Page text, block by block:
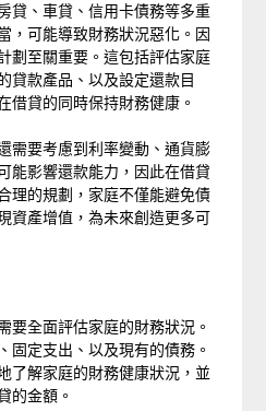
貸、車貸、信用卡債務等多重
，可能導致財務狀況惡化。因
劃至關重要。這包括評估家庭
貸款產品、以及設定還款目
借貸的同時保持財務健康。
需要考慮到利率變動、通貨膨
能影響還款能力，因此在借貸
理的規劃，家庭不僅能避免債
資產增值，為未來創造更多可
要全面評估家庭的財務狀況。
固定支出、以及現有的債務。
了解家庭的財務健康狀況，並
的金額。